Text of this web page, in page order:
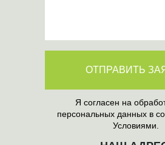
ОТПРАВИТЬ
Я согласен на
персональных данных в
Условиями.